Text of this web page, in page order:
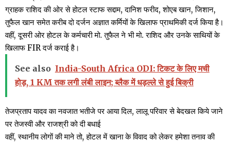
ग्राहक राशिद की ओर से होटल स्टाफ सद्दाम, दानिश फरीद, शोएब खान, जिशान,
तुफैल खान समेत करीब दो दर्जन अज्ञात कर्मियों के खिलाफ प्राथमिकी दर्ज किया है।
वहीं, दूसरी ओर होटल के कर्मचारी मो. तुफैल ने भी मो. राशिद और उनके साथियों के
खिलाफ FIR दर्ज कराई है।
See also India-South Africa ODI: टिकट के लिए मची
होड़, 1 KM तक लगी लंबी लाइन; ब्लैक में धड़ल्ले से हुई बिक्री
तेजप्रताप यादव का नवजात भतीजे पर आया दिल, लालू परिवार से बेदखल किये जाने
पर तेजस्वी और राजश्री को दी बधाई
वहीं, स्थानीय लोगों की माने तो, होटल में खाना के विवाद को लेकर हमेशा तनाव की